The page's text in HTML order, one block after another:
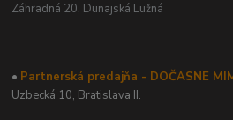
Záhradná 20, Dunajská Lužná
• Partnerská predajňa - DOČASNE
Uzbecká 10, Bratislava II.